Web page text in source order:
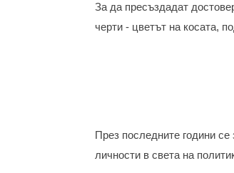
За да пресъздадат
черти - цветът на косата,
През последните години
личности в света на